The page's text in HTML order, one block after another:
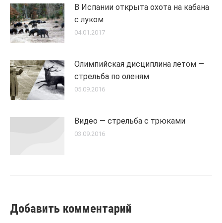
В Испании открыта охота на кабана
с луком
04.01.2017
Олимпийская дисциплина летом —
стрельба по оленям
05.09.2016
Видео — стрельба с трюками
03.09.2016
Добавить комментарий